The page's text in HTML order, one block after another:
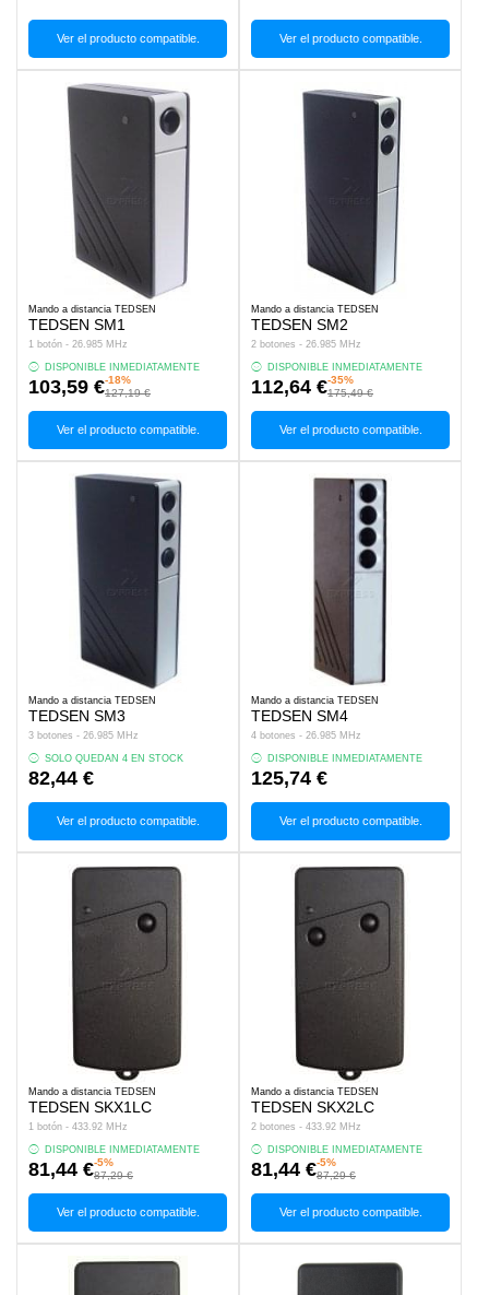
Ver el producto compatible. Ver el producto compatible.
Mando a distancia TEDSEN
TEDSEN SM1
1 botón - 26.985 MHz
DISPONIBLE INMEDIATAMENTE
103,59 €-18%
127,19 €
Ver el producto compatible.
Mando a distancia TEDSEN
TEDSEN SM2
2 botones - 26.985 MHz
DISPONIBLE INMEDIATAMENTE
112,64 €-35%
175,49 €
Ver el producto compatible.
Mando a distancia TEDSEN
TEDSEN SM3
3 botones - 26.985 MHz
SOLO QUEDAN 4 EN STOCK
82,44 €
Ver el producto compatible.
Mando a distancia TEDSEN
TEDSEN SM4
4 botones - 26.985 MHz
DISPONIBLE INMEDIATAMENTE
125,74 €
Ver el producto compatible.
Mando a distancia TEDSEN
TEDSEN SKX1LC
1 botón - 433.92 MHz
DISPONIBLE INMEDIATAMENTE
81,44 €-5%
87,29 €
Ver el producto compatible.
Mando a distancia TEDSEN
TEDSEN SKX2LC
2 botones - 433.92 MHz
DISPONIBLE INMEDIATAMENTE
81,44 €-5%
87,29 €
Ver el producto compatible.